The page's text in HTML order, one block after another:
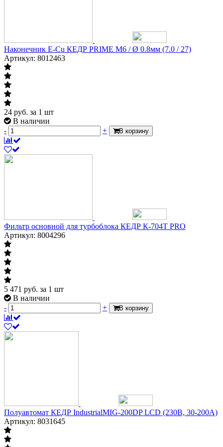
Наконечник E-Cu КЕДР PRIME М6 / Ø 0.8мм (7.0 / 27)
Артикул: 8012463
24 руб. за 1 шт
В наличии
-
+ В корзину
Фильтр основной для турбоблока КЕДР К-704Т PRO
Артикул: 8004296
5 471 руб. за 1 шт
В наличии
-
+ В корзину
Полуавтомат КЕДР IndustrialMIG-200DP LCD (230В, 30-200А)
Артикул: 8031645